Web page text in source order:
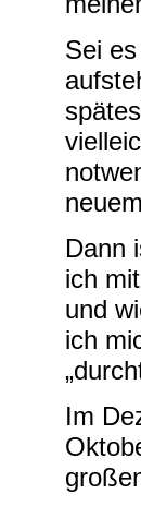
Sei
Dann
ich
und
ich
Im